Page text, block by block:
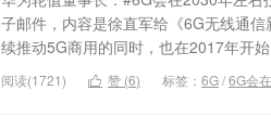
子邮件，内容是徐直军给《6G无线通
续推动5G商用的同时，也在2017年开
阅读(1721)  赞 (6) 标签： 6G/6G会